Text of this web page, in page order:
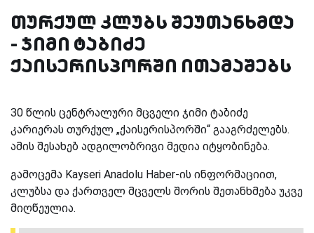
თურქულ კლუბს შეუთანხმდა
- ჯიმი ტაბიძე
ქაისერისპორში ითამაშებს
30 წლის ცენტრალური მცველი ჯიმი ტაბიძე
კარიერას თურქულ „ქაისერისპორში“ გააგრძელებს.
ამის შესახებ ადგილობრივი მედია იტყობინება.
გამოცემა Kayseri Anadolu Haber-ის ინფორმაციით,
კლუბსა და ქართველ მცველს შორის შეთანხმება უკვე
მიღწეულია.